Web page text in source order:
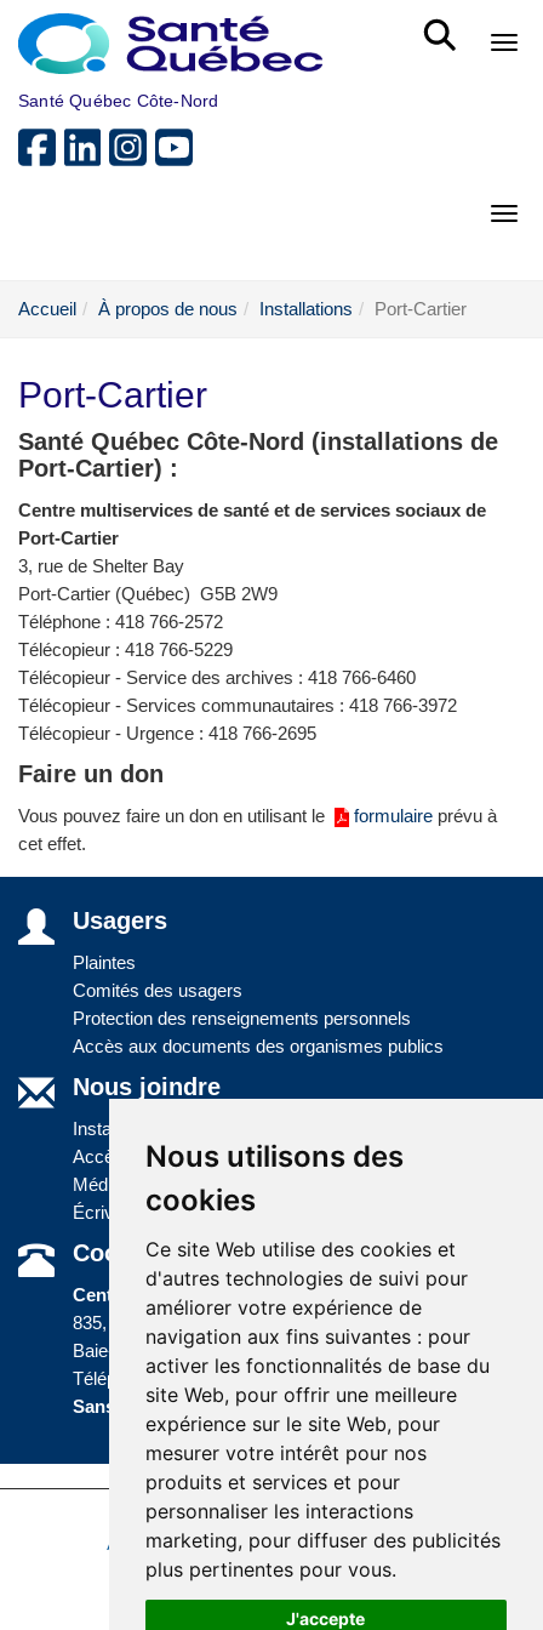
Nous utilisons des
cookies
Ce site Web utilise des cookies et
d'autres technologies de suivi pour
améliorer votre expérience de
navigation aux fins suivantes : pour
activer les fonctionnalités de base du
site Web, pour offrir une meilleure
expérience sur le site Web, pour
mesurer votre intérêt pour nos
produits et services et pour
personnaliser les interactions
marketing, pour diffuser des publicités
plus pertinentes pour vous.
J'accepte
Aller au menu principal
Santé Québec Côte-Nord
Accueil À propos de nous Installations Port-Cartier
Port-Cartier
Santé Québec Côte-Nord (installations de
Port-Cartier) :
Centre multiservices de santé et de services sociaux de
Port-Cartier
3, rue de Shelter Bay
Port-Cartier (Québec) G5B 2W9
Téléphone : 418 766-2572
Télécopieur : 418 766-5229
Télécopieur - Service des archives : 418 766-6460
Télécopieur - Services communautaires : 418 766-3972
Télécopieur - Urgence : 418 766-2695
Faire un don
Vous pouvez faire un don en utilisant le formulaire prévu à
cet effet.
Usagers
Plaintes
Comités des usagers
Protection des renseignements personnels
Accès aux documents des organismes publics
Nous joindre
Installations
Accès à l'information
Médias
Écrivez-nous
Coordonnées
Centre administratif
835, boulevard Jolliet
Baie-Comeau (Québec) G5C 1P5
Téléphone :418 589-9845ou
Sans frais : 1 800 463-5142
Dernière mise à jour: 8 juillet 2026
Accessibilité Plan du site
Politique de confidentialité
Réalisation du site